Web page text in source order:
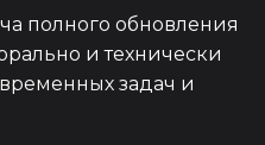
полного обновления
и технически
задач и